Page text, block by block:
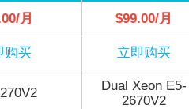
月 $99.00/月
购买 立即购买
Dual Xeon E5-
2670V2